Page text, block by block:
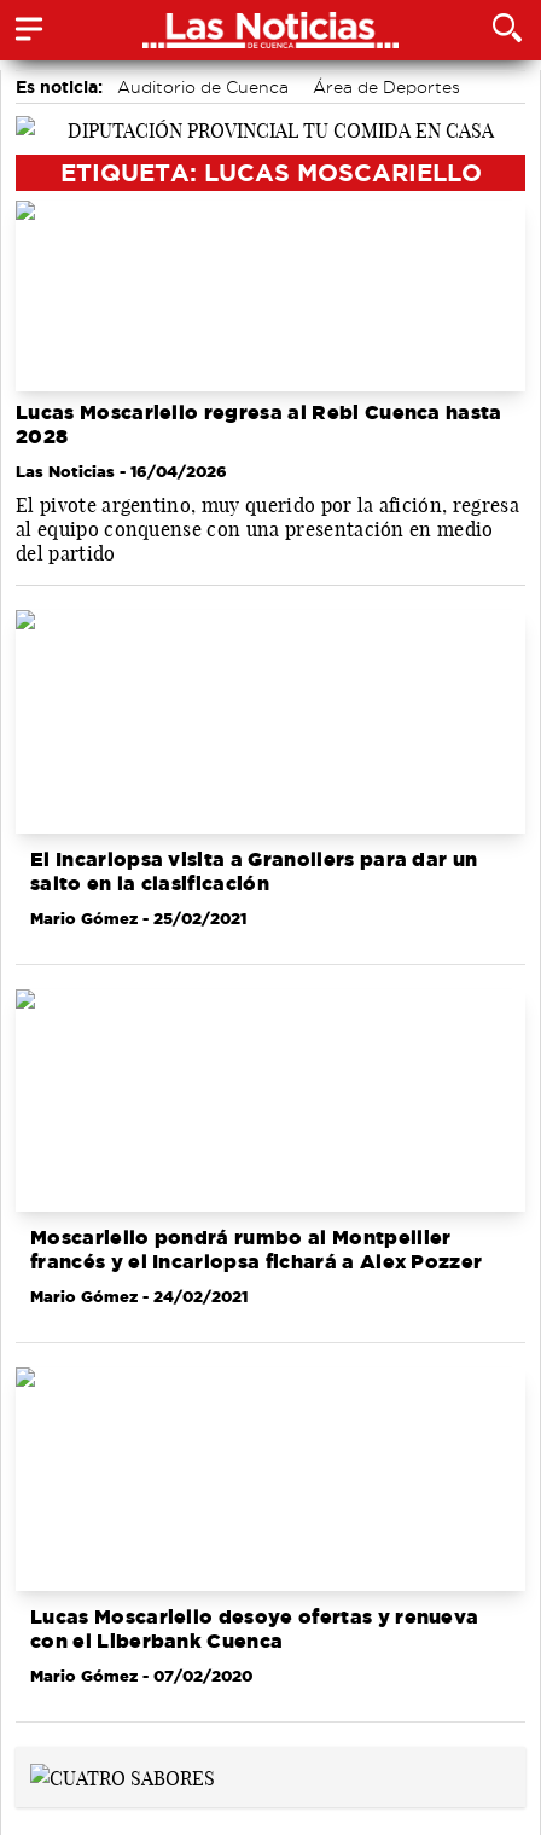
Es noticia: Auditorio de Cuenca
Área de Deportes
Bádminton
Motor
ETIQUETA: LUCAS MOSCARIELLO
Lucas Moscariello regresa al Rebi Cuenca hasta
2028
Las Noticias - 16/04/2026
El pivote argentino, muy querido por la afición, regresa
al equipo conquense con una presentación en medio
del partido
El Incarlopsa visita a Granollers para dar un
salto en la clasificación
Mario Gómez - 25/02/2021
Moscariello pondrá rumbo al Montpellier
francés y el Incarlopsa fichará a Alex Pozzer
Mario Gómez - 24/02/2021
Lucas Moscariello desoye ofertas y renueva
con el Liberbank Cuenca
Mario Gómez - 07/02/2020